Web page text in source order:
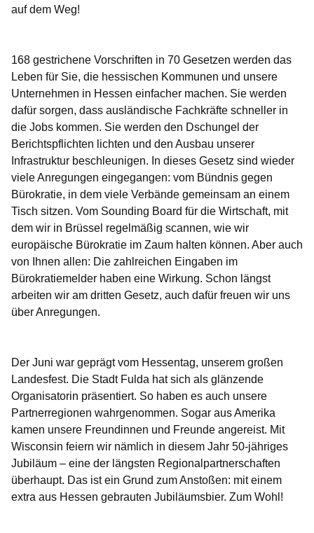
auf dem Weg!
168 gestrichene Vorschriften in 70 Gesetzen werden das
Leben für Sie, die hessischen Kommunen und unsere
Unternehmen in Hessen einfacher machen. Sie werden
dafür sorgen, dass ausländische Fachkräfte schneller in
die Jobs kommen. Sie werden den Dschungel der
Berichtspflichten lichten und den Ausbau unserer
Infrastruktur beschleunigen. In dieses Gesetz sind wieder
viele Anregungen eingegangen: vom Bündnis gegen
Bürokratie, in dem viele Verbände gemeinsam an einem
Tisch sitzen. Vom Sounding Board für die Wirtschaft, mit
dem wir in Brüssel regelmäßig scannen, wie wir
europäische Bürokratie im Zaum halten können. Aber auch
von Ihnen allen: Die zahlreichen Eingaben im
Bürokratiemelder haben eine Wirkung. Schon längst
arbeiten wir am dritten Gesetz, auch dafür freuen wir uns
über Anregungen.
Der Juni war geprägt vom Hessentag, unserem großen
Landesfest. Die Stadt Fulda hat sich als glänzende
Organisatorin präsentiert. So haben es auch unsere
Partnerregionen wahrgenommen. Sogar aus Amerika
kamen unsere Freundinnen und Freunde angereist. Mit
Wisconsin feiern wir nämlich in diesem Jahr 50-jähriges
Jubiläum – eine der längsten Regionalpartnerschaften
überhaupt. Das ist ein Grund zum Anstoßen: mit einem
extra aus Hessen gebrauten Jubiläumsbier. Zum Wohl!